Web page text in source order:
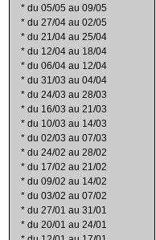
* du 05/05 au 09/05
* du 27/04 au 02/05
* du 21/04 au 25/04
* du 12/04 au 18/04
* du 06/04 au 12/04
* du 31/03 au 04/04
* du 24/03 au 28/03
* du 16/03 au 21/03
* du 10/03 au 14/03
* du 02/03 au 07/03
* du 24/02 au 28/02
* du 17/02 au 21/02
* du 09/02 au 14/02
* du 03/02 au 07/02
* du 27/01 au 31/01
* du 20/01 au 24/01